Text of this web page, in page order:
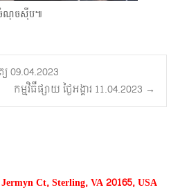
ចំណុចស៊ីប៕
យ 09.04.2023
កម្មវិធីផ្សាយ ថ្ងៃអង្គារ 11.04.2023 →
Ct, Sterling, VA 20165, USA